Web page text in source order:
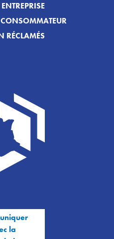
RÉCLAMÉS
la